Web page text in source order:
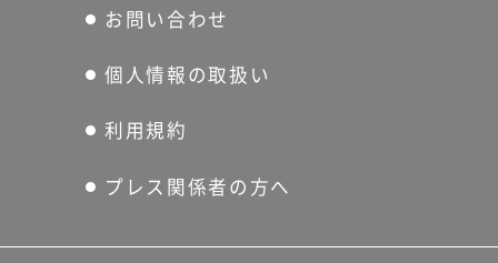
ーナメント制とし、全3回戦を
ことのあるポピュラーな作品
を行いました。気になる出場
お問い合わせ
個人情報の取扱い
利用規約
プレス関係者の方へ